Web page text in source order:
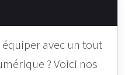
équiper avec un tout
? Voici nos